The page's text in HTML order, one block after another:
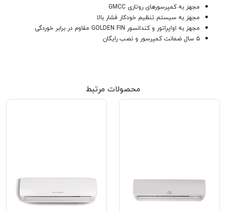
مجهز به کمپرسورهای روتاری GMCC
مجهز به سیستم تنظیم خودکار فشار بالا
مجهز به اواپراتور و کندانسور GOLDEN FIN مقاوم در برابر خوردگی
۵ سال ضمانت کمپرسور و نصب رایگان
محصولات مرتبط